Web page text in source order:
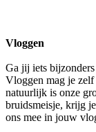
Vloggen
Ga jij iets
Vloggen mag je zelf
natuurlijk is onze
bruidsmeisje, krijg
ons mee in jouw